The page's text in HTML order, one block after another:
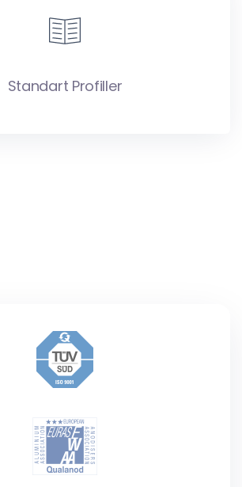
Standart Profiller